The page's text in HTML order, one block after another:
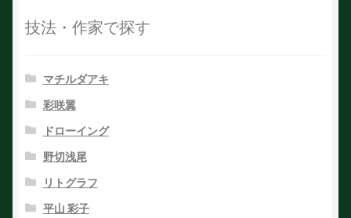
技法・作家で探す
マチルダアキ
彩咲翼
ドローイング
野切浅尾
リトグラフ
平山 彩子